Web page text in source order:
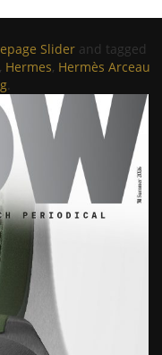
Slider and tagged
, Hermes, Hermès Arceau
.